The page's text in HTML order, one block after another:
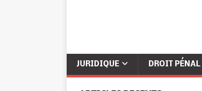
JURIDIQUE DROIT PÉNAL